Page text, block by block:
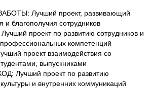
Лучший проект, развивающий
и благополучия сотрудников
проект по развитию сотрудников и
компетенций
проект взаимодействия со
выпускниками
Лучший проект по развитию
и внутренних коммуникаций